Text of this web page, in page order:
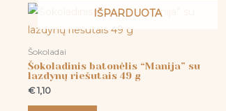
IŠPARDUOTA
Šokoladai
Šokoladinis batonėlis “Manija” su
lazdynų riešutais 49 g
€1,10